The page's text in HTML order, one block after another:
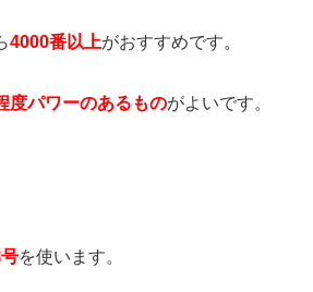
4000番以上がおすすめです。
度パワーのあるものがよいです。
を使います。